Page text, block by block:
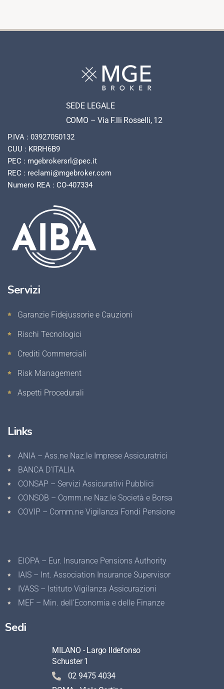
SEDE LEGALE
COMO – Via F.lli Rosselli, 12
P.IVA : 03927050132
CUU : KRRH6B9
PEC : mgebrokersrl@pec.it
REC : reclami@mgebroker.com
Numero REA : CO-407334
Servizi
Garanzie Fidejussorie e Cauzioni
Rischi Tecnologici
Crediti Commerciali
Risk Management
Aspetti Procedurali
Links
ANIA – Ass.ne Naz.le Imprese Assicuratrici
BANCA D’ITALIA
CONSAP – Servizi Assicurativi Pubblici
CONSOB – Comm.ne Naz.le Società e Borsa
COVIP – Comm.ne Vigilanza Fondi Pensione
EIOPA – Eur. Insurance Pensions Authority
IAIS – Int. Association Insurance Supervisor
IVASS – Istituto Vigilanza Assicurazioni
MEF – Min. dell’Economia e delle Finanze
Sedi
MILANO - Largo Ildefonso
Schuster 1
02 9475 4034